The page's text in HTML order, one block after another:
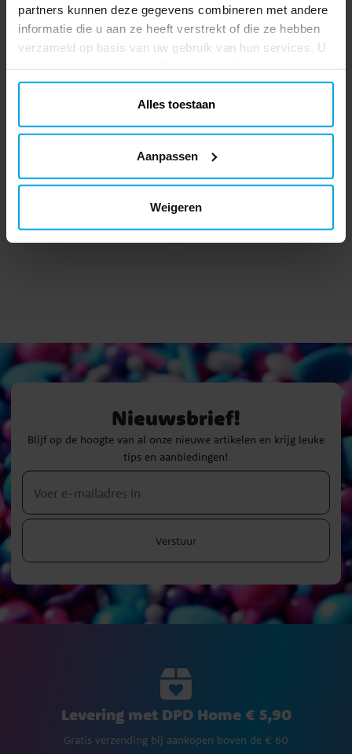
partners kunnen deze gegevens combineren met andere
informatie die u aan ze heeft verstrekt of die ze hebben
verzameld op basis van uw gebruik van hun services. U
Alles toestaan
Aanpassen
Weigeren
Feestbox - Zwart
TOEVOEGEN
Mini Squishy Fastfood 4
TOEVOEGEN
Nieuwsbrief!
Blijf op de hoogte van al onze nieuwe artikelen en krijg leuke
tips en aanbiedingen!
Verstuur
Levering met DPD Home € 5,90
Gratis verzending bij aankopen boven de € 60